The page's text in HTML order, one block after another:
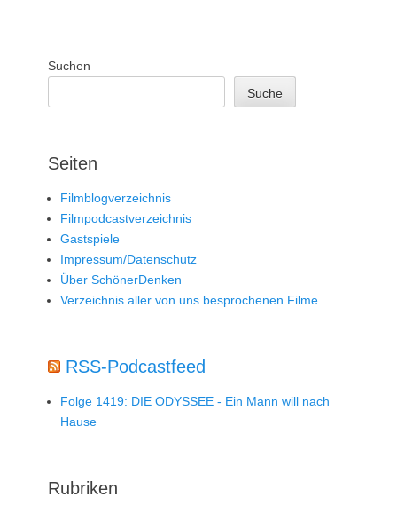
Suchen
Suche
Seiten
Filmblogverzeichnis
Filmpodcastverzeichnis
Gastspiele
Impressum/Datenschutz
Über SchönerDenken
Verzeichnis aller von uns besprochenen Filme
RSS-Podcastfeed
Folge 1419: DIE ODYSSEE - Ein Mann will nach
Hause
Rubriken